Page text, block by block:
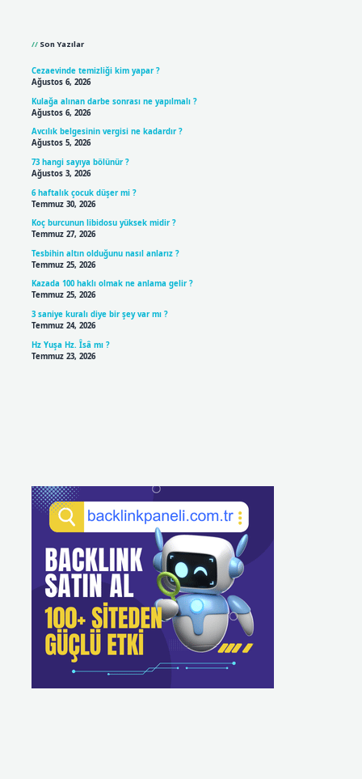
Son Yazılar
Cezaevinde temizliği kim yapar ?
Ağustos 6, 2026
Kulağa alınan darbe sonrası ne yapılmalı ?
Ağustos 6, 2026
Avcılık belgesinin vergisi ne kadardır ?
Ağustos 5, 2026
73 hangi sayıya bölünür ?
Ağustos 3, 2026
6 haftalık çocuk düşer mi ?
Temmuz 30, 2026
Koç burcunun libidosu yüksek midir ?
Temmuz 27, 2026
Tesbihin altın olduğunu nasıl anlarız ?
Temmuz 25, 2026
Kazada 100 haklı olmak ne anlama gelir ?
Temmuz 25, 2026
3 saniye kuralı diye bir şey var mı ?
Temmuz 24, 2026
Hz Yuşa Hz. Îsâ mı ?
Temmuz 23, 2026